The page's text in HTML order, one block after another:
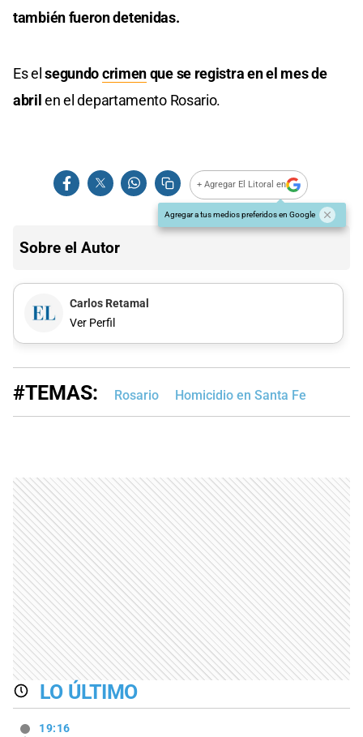
también fueron detenidas.
Es elsegundocrimenque se registra en el mes de
abrilen el departamento Rosario.
+ Agregar El Litoral en
Agregar a tus medios preferidos en Google
Sobre el Autor
Carlos Retamal
Ver Perfil
#TEMAS: Rosario Homicidio en Santa Fe
LO ÚLTIMO
19:16